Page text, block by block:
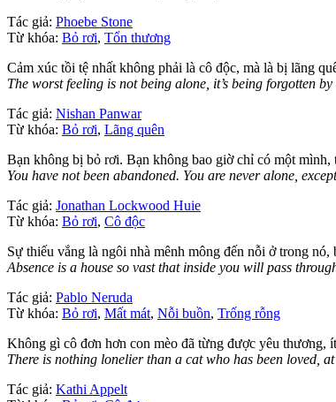
Tác giả: Phoebe Stone
Từ khóa: Bỏ rơi, Tổn thương
Cảm xúc tồi tệ nhất không phải là cô độc, mà là bị lãng
The worst feeling is not being alone, it’s being forgotten
Tác giả: Nishan Panwar
Từ khóa: Bỏ rơi, Lãng quên
Bạn không bị bỏ rơi. Bạn không bao giờ chỉ có một
You have not been abandoned. You are never alone,
Tác giả: Jonathan Lockwood Huie
Từ khóa: Bỏ rơi, Cô độc
Sự thiếu vắng là ngôi nhà mênh mông đến nỗi ở trong
Absence is a house so vast that inside you will pass
Tác giả: Pablo Neruda
Từ khóa: Bỏ rơi, Mất mát, Nỗi buồn, Trống rỗng
Không gì cô đơn hơn con mèo đã từng được yêu thương,
There is nothing lonelier than a cat who has been loved,
Tác giả: Kathi Appelt